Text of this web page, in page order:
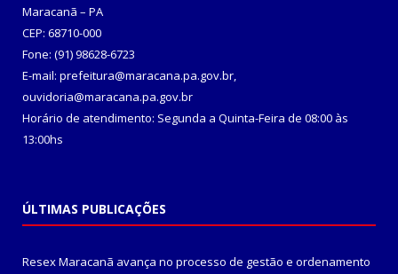
Maracanã – PA
CEP: 68710-000
Fone: (91) 98628-6723
E-mail: prefeitura@maracana.pa.gov.br,
ouvidoria@maracana.pa.gov.br
Horário de atendimento: Segunda a Quinta-Feira de 08:00 às
13:00hs
ÚLTIMAS PUBLICAÇÕES
Resex Maracanã avança no processo de gestão e ordenamento